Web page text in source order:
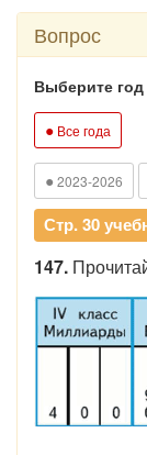
Вопрос
Выберите год
● Все года
● 2023-2026
Стр. 30
147.